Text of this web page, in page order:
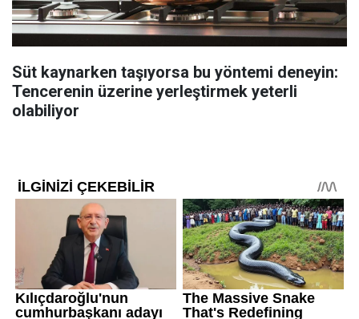
Süt kaynarken taşıyorsa bu yöntemi deneyin:
Tencerenin üzerine yerleştirmek yeterli
olabiliyor